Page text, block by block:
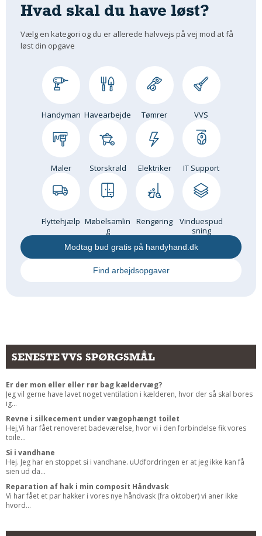
Hvad skal du have løst?
Vælg en kategori og du er allerede halvvejs på vej mod at få
løst din opgave
Handyman Havearbejde Tømrer VVS
Maler Storskrald Elektriker IT Support
Flyttehjælp Møbelsamlin
g
Rengøring
Vinduespud
sning
Modtag bud gratis på handyhand.dk
Find arbejdsopgaver
SENESTE VVS SPØRGSMÅL
Er der mon eller eller rør bag kældervæg?
Jeg vil gerne have lavet noget ventilation i kælderen, hvor der så skal bores
ig...
Revne i silkecement under vægophængt toilet
Hej,Vi har fået renoveret badeværelse, hvor vi i den forbindelse fik vores
toile...
Si i vandhane
Hej. Jeg har en stoppet si i vandhane. uUdfordringen er at jeg ikke kan få
sien ud da...
Reparation af hak i min composit Håndvask
Vi har fået et par hakker i vores nye håndvask (fra oktober) vi aner ikke
hvord...